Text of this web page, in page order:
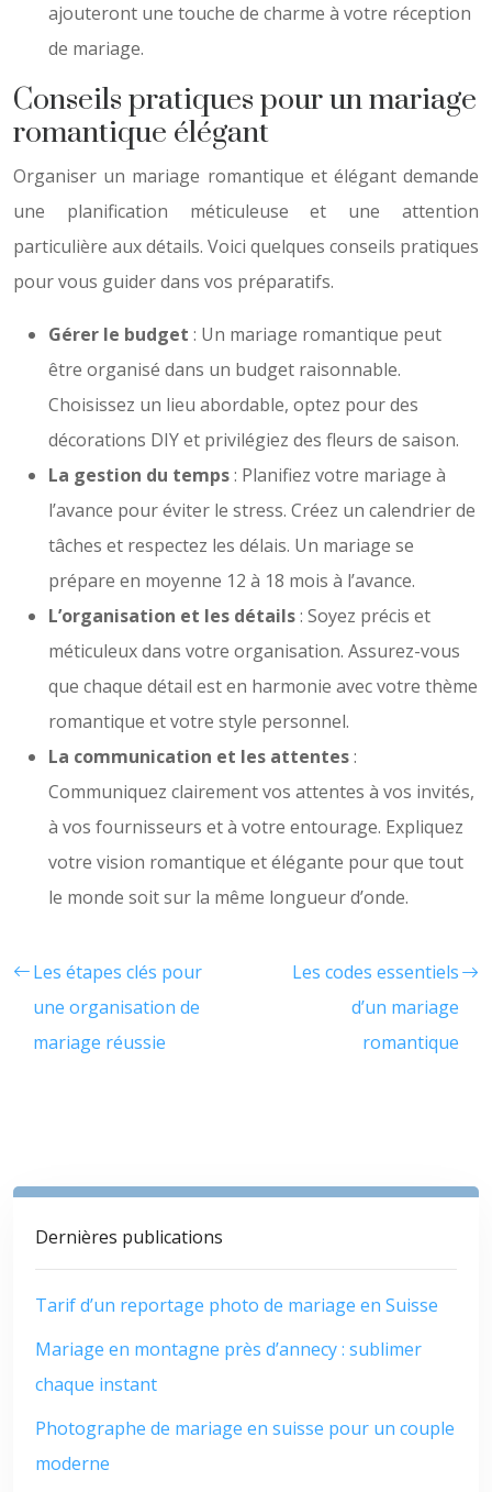
ajouteront une touche de charme à votre réception
de mariage.
Conseils pratiques pour un mariage
romantique élégant
Organiser un mariage romantique et élégant demande
une planification méticuleuse et une attention
particulière aux détails. Voici quelques conseils pratiques
pour vous guider dans vos préparatifs.
Gérer le budget : Un mariage romantique peut
être organisé dans un budget raisonnable.
Choisissez un lieu abordable, optez pour des
décorations DIY et privilégiez des fleurs de saison.
La gestion du temps: Planifiez votre mariage à
l’avance pour éviter le stress. Créez un calendrier de
tâches et respectez les délais. Un mariage se
prépare en moyenne 12 à 18 mois à l’avance.
L’organisation et les détails: Soyez précis et
méticuleux dans votre organisation. Assurez-vous
que chaque détail est en harmonie avec votre thème
romantique et votre style personnel.
La communication et les attentes:
Communiquez clairement vos attentes à vos invités,
à vos fournisseurs et à votre entourage. Expliquez
votre vision romantique et élégante pour que tout
le monde soit sur la même longueur d’onde.
Les étapes clés pour
une organisation de
mariage réussie
Les codes essentiels
d’un mariage
romantique
Dernières publications
Tarif d’un reportage photo de mariage en Suisse
Mariage en montagne près d’annecy : sublimer
chaque instant
Photographe de mariage en suisse pour un couple
moderne